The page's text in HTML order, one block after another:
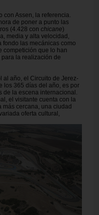
con Assen, la referencia.
de poner a punto las
(4.428 con chicane)
media y alta velocidad,
fondo las mecánicas como
competición que lo han
la realización de
al año, el Circuito de Jerez-
los 365 días del año, es por
de la escena internacional.
el visitante cuenta con la
más cercana, una ciudad
oferta cultural,